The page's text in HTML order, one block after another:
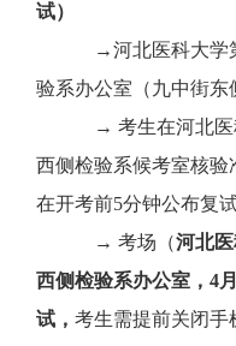
试）
→河北医科大学
验系办公室（九中街东
→ 考生在河北
西侧检验系候考室核验
在开考前5分钟公布复
→ 考场（河北
西侧检验系办公室， 4
试 ， 考生需提前关闭手